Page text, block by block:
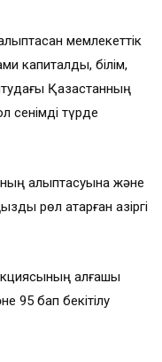
мемлекеттік
капиталды, білім,
Қазақстанның
сенімді түрде
қалыптасуына және
рөл атқарған қазіргі
алғашқы
95 бап бекітілу